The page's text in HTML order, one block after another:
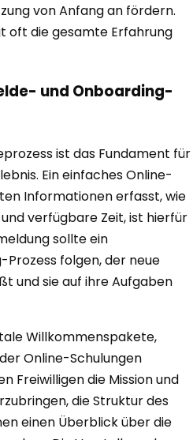
von Anfang an fördern.
oft die gesamte Erfahrung
und Onboarding-
ist das Fundament für
Ein einfaches Online-
Informationen erfasst, wie
verfügbare Zeit, ist hierfür
sollte ein
folgen, der neue
und sie auf ihre Aufgaben
Willkommenspakete,
Online-Schulungen
Freiwilligen die Mission und
die Struktur des
einen Überblick über die